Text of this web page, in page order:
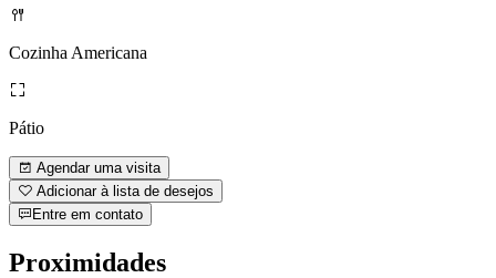
Cozinha Americana
Pátio
Agendar uma visita
Adicionar à lista de desejos
Entre em contato
Proximidades